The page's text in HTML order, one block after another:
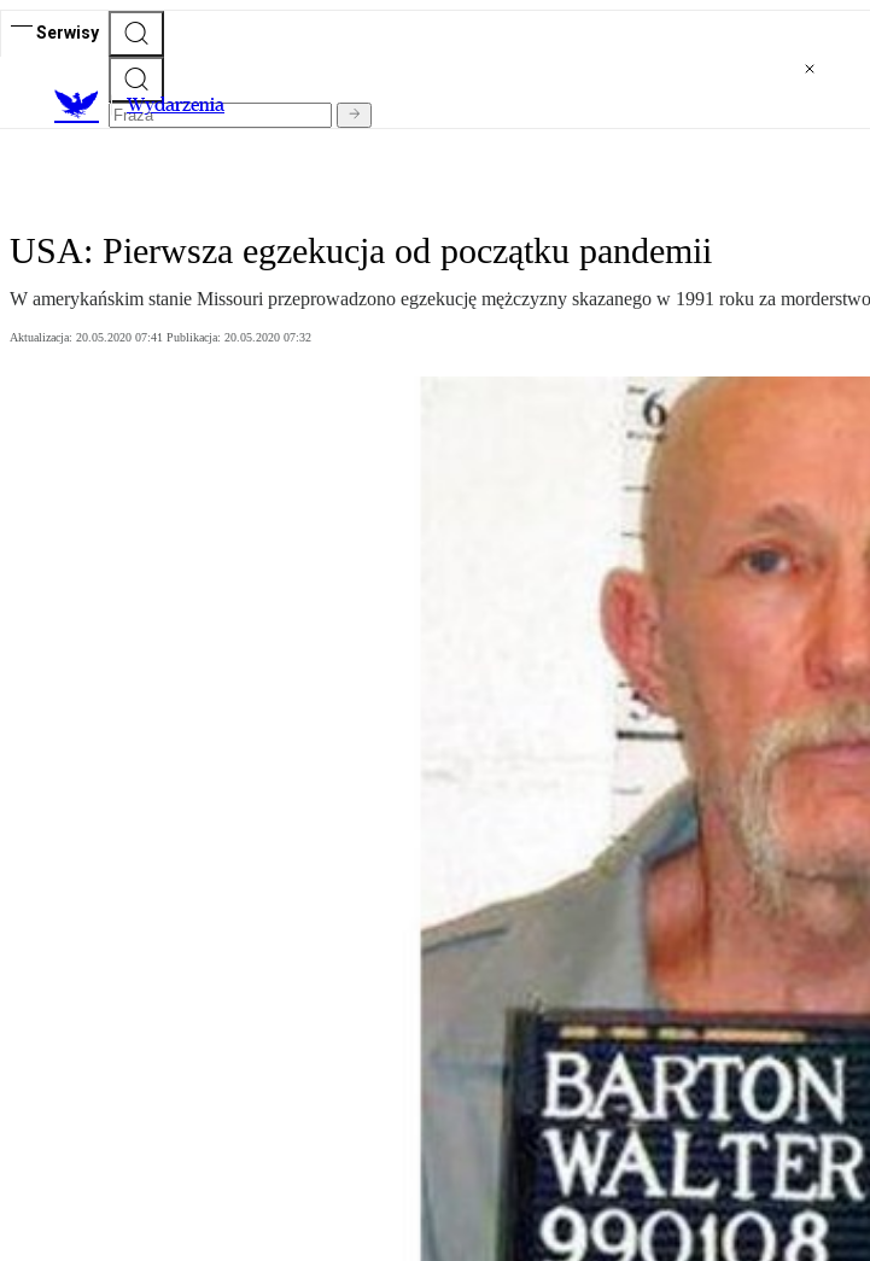
Serwisy
Wydarzenia
USA: Pierwsza egzekucja od początku pandemii
W amerykańskim stanie Missouri przeprowadzono egzekucję mężczyzny skazanego w 1991 roku za
Aktualizacja: 20.05.2020 07:41 Publikacja: 20.05.2020 07:32